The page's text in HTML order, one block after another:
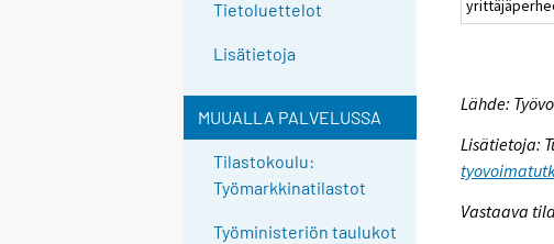
Tietoluettelot
Lisätietoja
MUUALLA PALVELUSSA
Tilastokoulu:
Työmarkkinatilastot
Työministeriön taulukot
Lähde:
Lisätietoja:
Vastaava